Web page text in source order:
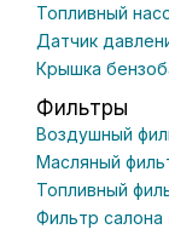
Топливный
Датчик
Крышка
Фильтры
Воздушный
Масляный
Топливный
Фильтр салона